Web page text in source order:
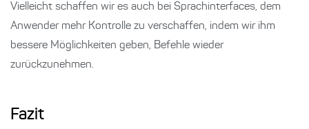
Vielleicht schaffen wir es auch bei Sprachinterfaces, dem
Anwender mehr Kontrolle zu verschaffen, indem wir ihm
bessere Möglichkeiten geben, Befehle wieder
zurückzunehmen.
Fazit